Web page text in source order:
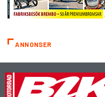
ANNONSER